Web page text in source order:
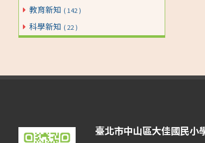
教育新知 ( 142 )
科學新知 ( 22 )
臺北市中山區大佳國民小